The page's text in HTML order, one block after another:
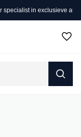
auto's
klaar voor een
Audi,